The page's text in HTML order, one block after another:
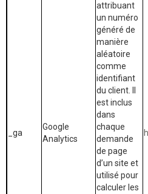
_ga
Google
Analytics
attribuant
un numéro
généré de
manière
aléatoire
comme
identifiant
du client. Il
est inclus
dans
chaque
demande
de page
d’un site et
utilisé pour
calculer les